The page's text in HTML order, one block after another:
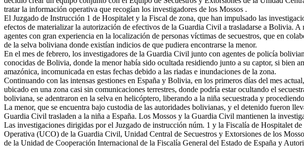
tratar la información operativa que recogían los investigadores de los Mossos .
El Juzgado de Instrucción 1 de Hospitalet y la Fiscal de zona, que han impulsado las
efectos de materializar la autorización de efectivos de la Guardia Civil a trasladarse a Bolivia.
agentes con gran experiencia en la localización de personas víctimas de secuestros, que en
de la selva boliviana donde existían indicios de que pudiera encontrarse la menor.
En el mes de febrero, los investigadores de la Guardia Civil junto con agentes de policía
conocidas de Bolivia, donde la menor había sido ocultada residiendo junto a su captor, si bien
amazónica, incomunicada en estas fechas debido a las riadas e inundaciones de la zona.
Continuando con las intensas gestiones en España y Bolivia, en los primeros días del mes
ubicado en una zona casi sin comunicaciones terrestres, donde podría estar ocultando el
boliviana, se adentraron en la selva en helicóptero, liberando a la niña secuestrada y
La menor, que se encuentra bajo custodia de las autoridades bolivianas, y el detenido fueron
Guardia Civil trasladen a la niña a España. Los Mossos y la Guardia Civil mantienen la
Las investigaciones dirigidas por el Juzgado de instrucción núm. 1 y la Fiscalía de Hospitalet
Operativa (UCO) de la Guardia Civil, Unidad Central de Secuestros y Extorsiones de los
de la Unidad de Cooperación Internacional de la Fiscalía General del Estado de España y